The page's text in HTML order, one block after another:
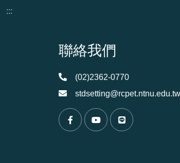
:::
頁尾資訊
聯絡我們
(02)2362-0770
stdsetting@rcpet.ntnu.edu.tw
（另開新視窗）
（另開新視窗）（另開新視窗）